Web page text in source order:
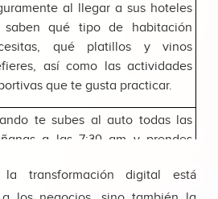
al llegar a sus hoteles
saben qué tipo de habitación
qué platillos y vinos
así como las actividades
que te gusta practicar.
te subes al auto todas las
a las 7:30 am y prendes
que le des la instrucción–– activa
transformación digital está